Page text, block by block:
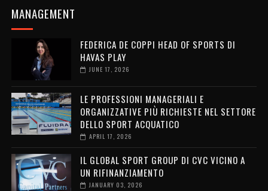
MANAGEMENT
FEDERICA DE COPPI HEAD OF SPORTS DI
HAVAS PLAY
JUNE 17, 2026
LE PROFESSIONI MANAGERIALI E
ORGANIZZATIVE PIÙ RICHIESTE NEL SETTORE
DELLO SPORT ACQUATICO
APRIL 17, 2026
IL GLOBAL SPORT GROUP DI CVC VICINO A
UN RIFINANZIAMENTO
JANUARY 03, 2026